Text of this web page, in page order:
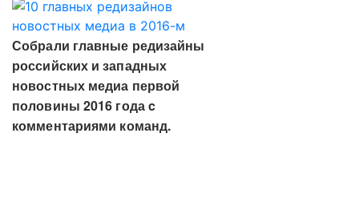
Собрали главные редизайны
российских и западных
новостных медиа первой
половины 2016 года c
комментариями команд.